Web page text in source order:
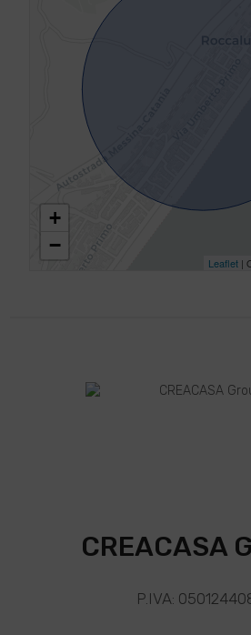
+
−
Leaflet|
CREACASA
P.IVA: